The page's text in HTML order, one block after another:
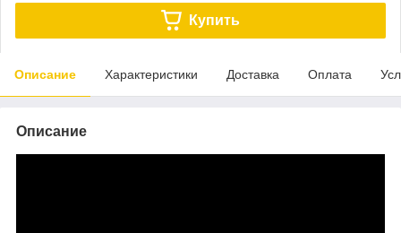
Купить
Описание Характеристики Доставка Оплата
Описание